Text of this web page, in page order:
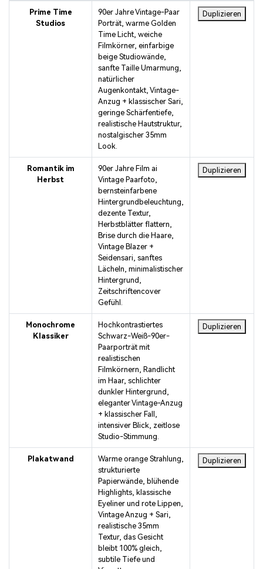
Prime Time
Studios
90er Jahre Vintage-Paar
Porträt, warme Golden
Time Licht, weiche
Filmkörner, einfarbige
beige Studiowände,
sanfte Taille Umarmung,
natürlicher
Augenkontakt, Vintage-
Anzug + klassischer Sari,
geringe Schärfentiefe,
realistische Hautstruktur,
nostalgischer 35mm
Look.
Duplizieren
Romantik im
Herbst
90er Jahre Film ai
Vintage Paarfoto,
bernsteinfarbene
Hintergrundbeleuchtung,
dezente Textur,
Herbstblätter flattern,
Brise durch die Haare,
Vintage Blazer +
Seidensari, sanftes
Lächeln, minimalistischer
Hintergrund,
Zeitschriftencover
Gefühl.
Duplizieren
Monochrome
Klassiker
Hochkontrastiertes
Schwarz-Weiß-90er-
Paarporträt mit
realistischen
Filmkörnern, Randlicht
im Haar, schlichter
dunkler Hintergrund,
eleganter Vintage-Anzug
+ klassischer Fall,
intensiver Blick, zeitlose
Studio-Stimmung.
Duplizieren
Plakatwand
Warme orange Strahlung,
strukturierte
Papierwände, blühende
Highlights, klassische
Eyeliner und rote Lippen,
Vintage Anzug + Sari,
realistische 35mm
Textur, das Gesicht
bleibt 100% gleich,
subtile Tiefe und
Duplizieren